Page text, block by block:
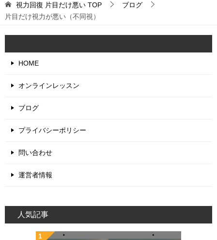
視力回復 片目だけ悪い TOP
ブログ
片目だけ視力が悪い（不同視）
HOME
オンラインレッスン
ブログ
プライバシーポリシー
問い合わせ
運営者情報
人気記事